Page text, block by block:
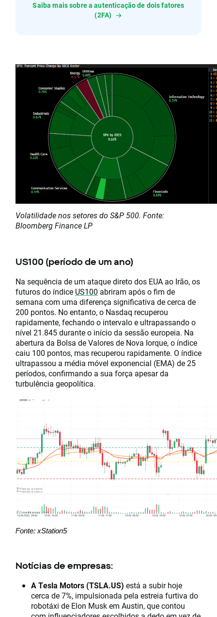
Saiba mais sobre a autenticação de dois fatores
(2FA)
Volatilidade nos setores do S&P 500. Fonte:
Bloomberg Finance LP
US100 (período de um ano)
Na sequência de um ataque direto dos EUA ao Irão, os
futuros do índice US100 abriram após o fim de
semana com uma diferença significativa de cerca de
200 pontos. No entanto, o Nasdaq recuperou
rapidamente, fechando o intervalo e ultrapassando o
nível 21.845 durante o início da sessão europeia. Na
abertura da Bolsa de Valores de Nova Iorque, o índice
caiu 100 pontos, mas recuperou rapidamente. O índice
ultrapassou a média móvel exponencial (EMA) de 25
períodos, confirmando a sua força apesar da
turbulência geopolítica.
Fonte: xStation5
Notícias de empresas:
A Tesla Motors (TSLA.US) está a subir hoje
cerca de 7%, impulsionada pela estreia furtiva do
robotáxi de Elon Musk em Austin, que contou